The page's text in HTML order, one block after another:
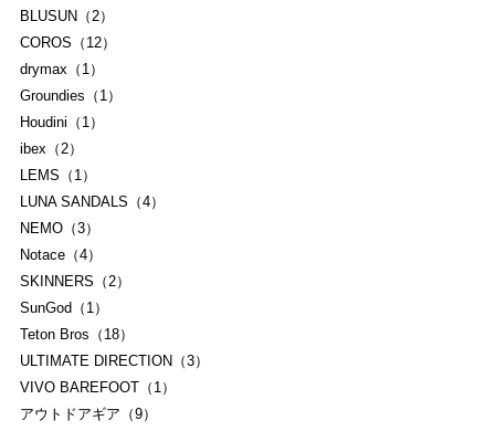
BLUSUN（2）
COROS（12）
drymax（1）
Groundies（1）
Houdini（1）
ibex（2）
LEMS（1）
LUNA SANDALS（4）
NEMO（3）
Notace（4）
SKINNERS（2）
SunGod（1）
Teton Bros（18）
ULTIMATE DIRECTION（3）
VIVO BAREFOOT（1）
アウトドアギア（9）